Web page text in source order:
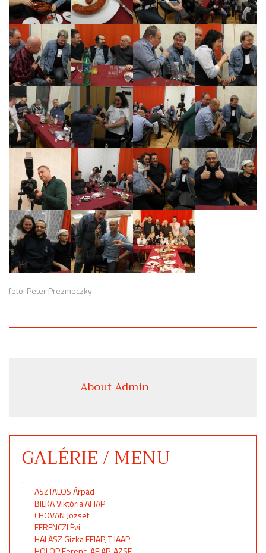
foto: Peter Prezmeczky
About Admin
GALÉRIE / MENU
.
ASZTALOS Árpád
BILKA Viktória AFIAP
CHOVAN Jozsef
FERENCZI Évi
HALÁSZ Gizka EFIAP, T IAAP